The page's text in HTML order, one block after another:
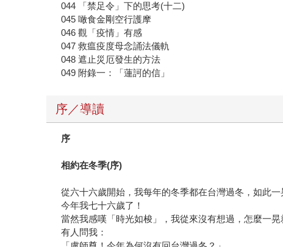
044 「禁足令」下的思考(十二)
045 噉食金剛空行護摩
046 觀「疫情」有感
047 救瘟疫度母念誦法儀軌
048 遮止災厄發生的方法
049 附錄一：「蓮訶的信」
序／導讀
序
相約在冬季(序)
從六十六歲開始，我每年的冬季都在台灣過冬，如此一
今年我七十六歲了！
當然我感嘆「時光如梭」，我從來沒有想過，怎麼一晃
有人問我：